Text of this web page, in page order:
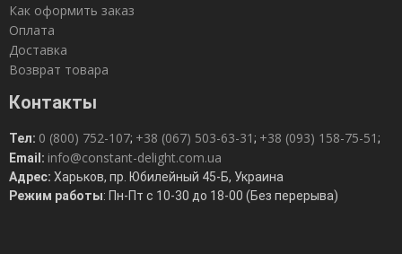
Как оформить заказ
Оплата
Доставка
Возврат товара
Контакты
Тел: 0 (800) 752-107; +38 (067) 503-63-31; +38 (093) 158-75-51;
Email: info@constant-delight.com.ua
Адрес: Харьков, пр. Юбилейный 45-Б, Украина
Режим работы: Пн-Пт с 10-30 до 18-00 (Без перерыва)